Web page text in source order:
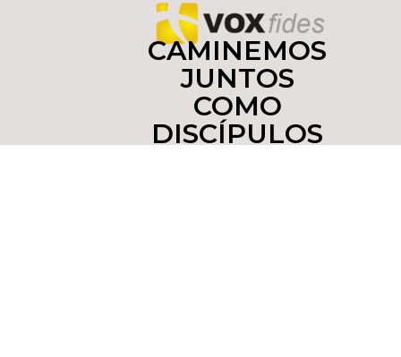
CAMINEMOS
JUNTOS
COMO
DISCÍPULOS